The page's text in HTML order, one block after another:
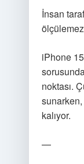
İnsan
iPhone
noktası.
sunarken,
kalıyor.
—